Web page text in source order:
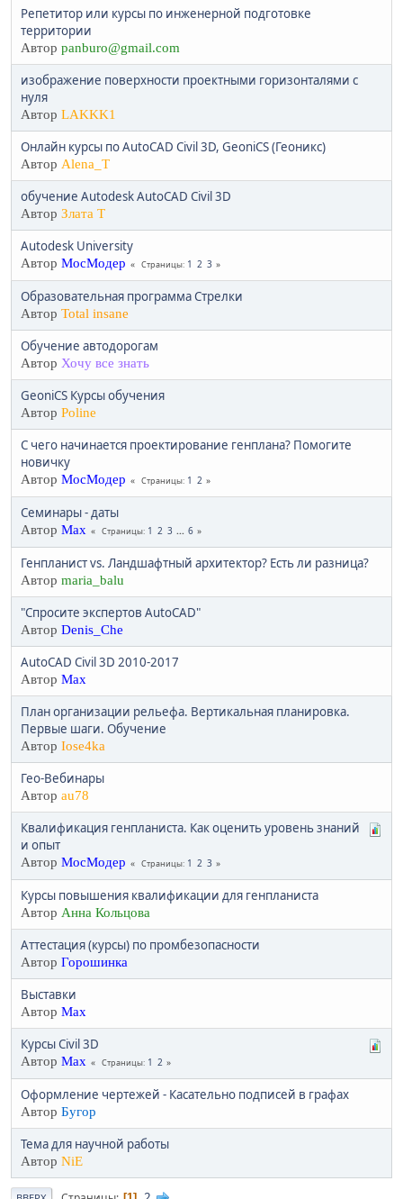
Репетитор или курсы по инженерной подготовке
территории
Автор panburo@gmail.com
изображение поверхности проектными горизонталями с
нуля
Автор LAKKK1
Онлайн курсы по AutoCAD Civil 3D, GeoniCS (Геоникс)
Автор Alena_T
обучение Autodesk AutoCAD Civil 3D
Автор Злата Т
Autodesk University
Автор МосМодер Страницы 1 2 3
Образовательная программа Стрелки
Автор Total insane
Обучение автодорогам
Автор Хочу все знать
GeoniCS Курсы обучения
Автор Poline
С чего начинается проектирование генплана? Помогите
новичку
Автор МосМодер Страницы 1 2
Семинары - даты
Автор Max Страницы 1 2 3 ... 6
Генпланист vs. Ландшафтный архитектор? Есть ли разница?
Автор maria_balu
"Спросите экспертов AutoCAD"
Автор Denis_Che
AutoCAD Civil 3D 2010-2017
Автор Max
План организации рельефа. Вертикальная планировка.
Первые шаги. Обучение
Автор Iose4ka
Гео-Вебинары
Автор au78
Квалификация генпланиста. Как оценить уровень знаний
и опыт
Автор МосМодер Страницы 1 2 3
Курсы повышения квалификации для генпланиста
Автор Анна Кольцова
Аттестация (курсы) по промбезопасности
Автор Горошинка
Выставки
Автор Max
Курсы Civil 3D
Автор Max Страницы 1 2
Оформление чертежей - Касательно подписей в графах
Автор Бугор
Тема для научной работы
Автор NiE